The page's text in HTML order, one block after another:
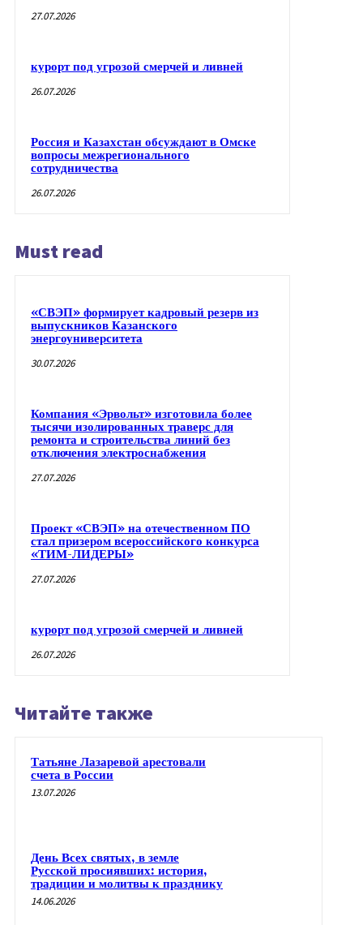
27.07.2026
курорт под угрозой смерчей и ливней
26.07.2026
Россия и Казахстан обсуждают в Омске
вопросы межрегионального
сотрудничества
26.07.2026
Must read
«СВЭП» формирует кадровый резерв из
выпускников Казанского
энергоуниверситета
30.07.2026
Компания «Эрвольт» изготовила более
тысячи изолированных траверс для
ремонта и строительства линий без
отключения электроснабжения
27.07.2026
Проект «СВЭП» на отечественном ПО
стал призером всероссийского конкурса
«ТИМ-ЛИДЕРЫ»
27.07.2026
курорт под угрозой смерчей и ливней
26.07.2026
Читайте также
Татьяне Лазаревой арестовали
счета в России
13.07.2026
День Всех святых, в земле
Русской просиявших: история,
традиции и молитвы к празднику
14.06.2026